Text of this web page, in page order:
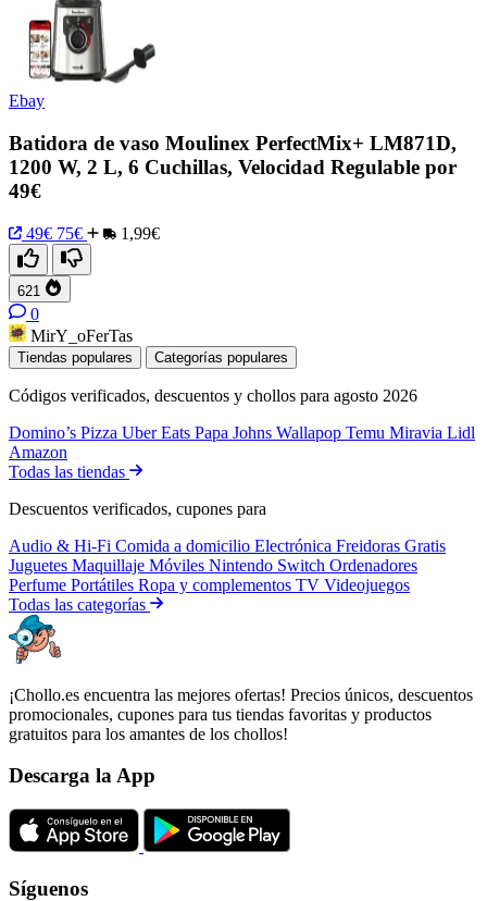
Ebay
Batidora de vaso Moulinex PerfectMix+ LM871D,
1200 W, 2 L, 6 Cuchillas, Velocidad Regulable por
49€
49€ 75€ 1,99€
621
0
MirY_oFerTas
Tiendas populares Categorías populares
Códigos verificados, descuentos y chollos para agosto 2026
Domino’s Pizza Uber Eats Papa Johns Wallapop Temu Miravia Lidl
Amazon
Todas las tiendas
Descuentos verificados, cupones para
Audio & Hi-Fi Comida a domicilio Electrónica Freidoras Gratis
Juguetes Maquillaje Móviles Nintendo Switch Ordenadores
Perfume Portátiles Ropa y complementos TV Videojuegos
Todas las categorías
¡Chollo.es encuentra las mejores ofertas! Precios únicos, descuentos
promocionales, cupones para tus tiendas favoritas y productos
gratuitos para los amantes de los chollos!
Descarga la App
Síguenos